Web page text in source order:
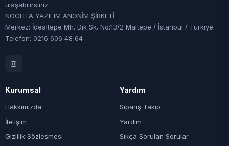
ulaşabilirsiniz.
NOCHTA YAZILIM ANONİM ŞİRKETİ
Merkez: İdealtepe Mh. Dik Sk. No:13/2 Maltepe / İstanbul / Türkiye
Telefon: 0216 606 48 64
Kurumsal
Hakkımızda
İletişim
Gizlilik Sözleşmesi
Yardım
Sipariş Takip
Yardım
Sıkça Sorulan Sorular